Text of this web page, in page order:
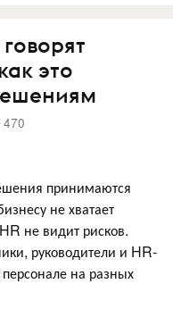
это
470
принимаются
не хватает
не видит рисков.
руководители и HR-
на разных